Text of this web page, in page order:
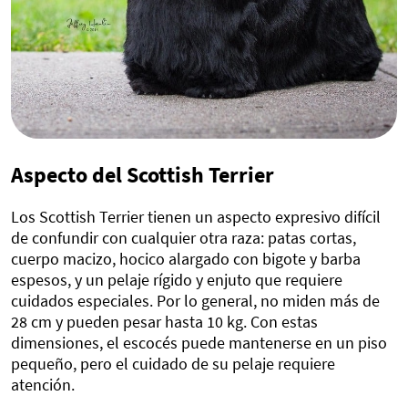
Aspecto del Scottish Terrier
Los Scottish Terrier tienen un aspecto expresivo difícil
de confundir con cualquier otra raza: patas cortas,
cuerpo macizo, hocico alargado con bigote y barba
espesos, y un pelaje rígido y enjuto que requiere
cuidados especiales. Por lo general, no miden más de
28 cm y pueden pesar hasta 10 kg. Con estas
dimensiones, el escocés puede mantenerse en un piso
pequeño, pero el cuidado de su pelaje requiere
atención.